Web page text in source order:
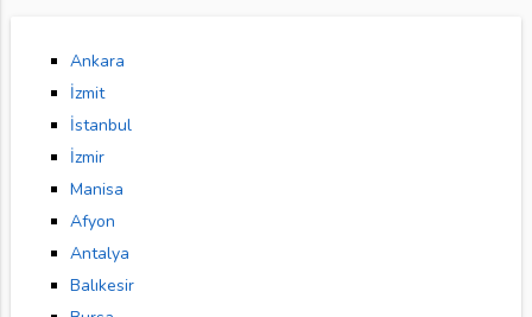
Ankara
İzmit
İstanbul
İzmir
Manisa
Afyon
Antalya
Balıkesir